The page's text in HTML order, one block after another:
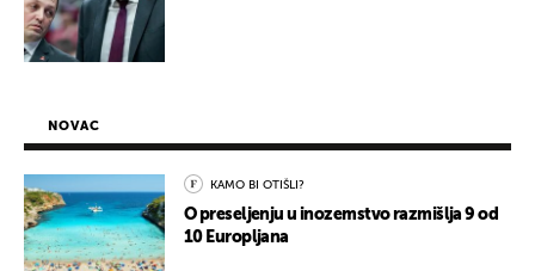
NOVAC
KAMO BI OTIŠLI?
O preseljenju u inozemstvo razmišlja 9 od
10 Europljana